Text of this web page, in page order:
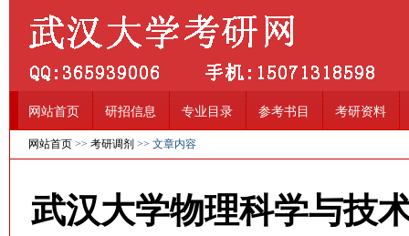
网站首页 研招信息 专业目录 参考书目 考研资料
网站首页 >> 考研调剂 >> 文章内容
武汉大学物理科学与技